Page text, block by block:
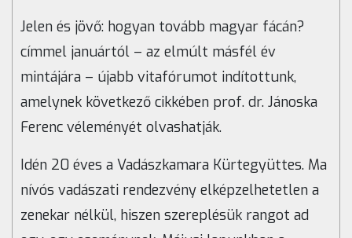
Jelen és jövő: hogyan tovább magyar fácán?
címmel januártól – az elmúlt másfél év
mintájára – újabb vitafórumot indítottunk,
amelynek következő cikkében prof. dr. Jánoska
Ferenc véleményét olvashatják.
Idén 20 éves a Vadászkamara Kürtegyüttes. Ma
nívós vadászati rendezvény elképzelhetetlen a
zenekar nélkül, hiszen szereplésük rangot ad